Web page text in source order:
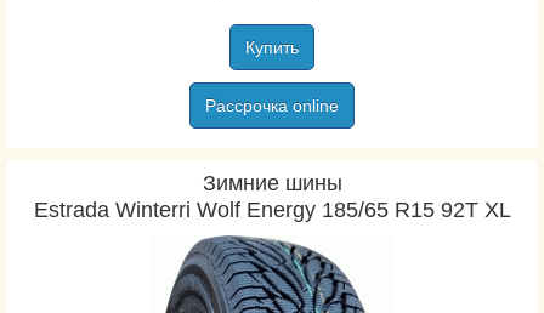
Купить
Рассрочка online
Зимние шины
Estrada Winterri Wolf Energy 185/65 R15 92T XL